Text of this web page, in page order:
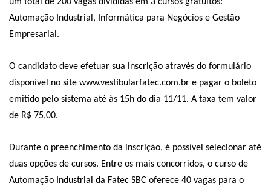
Automação Industrial, Informática para Negócios e Gestão
Empresarial.
O candidato deve efetuar sua inscrição através do formulário
disponível no site www.vestibularfatec.com.br e pagar o boleto
emitido pelo sistema até às 15h do dia 11/11. A taxa tem valor
de R$ 75,00.
Durante o preenchimento da inscrição, é possível selecionar até
duas opções de cursos. Entre os mais concorridos, o curso de
Automação Industrial da Fatec SBC oferece 40 vagas para o